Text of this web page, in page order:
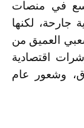
في منصات
جارحة، لكنها
العميق من
اقتصادية
وشعور عام